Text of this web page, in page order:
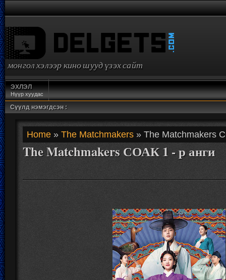
монгол хэлээр кино шууд үзэх сайт
ЭХЛЭЛ
Нүүр хуудас
Сүүлд нэмэгдсэн :
Home » The Matchmakers » The Matchmakers
The Matchmakers СОАК 1 - р анги